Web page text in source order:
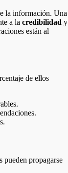
la información. Una
a la credibilidad y
están al
de ellos
pueden propagarse